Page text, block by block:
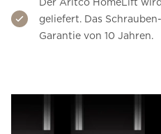
geliefert. Das
Garantie von 10 Jahren.